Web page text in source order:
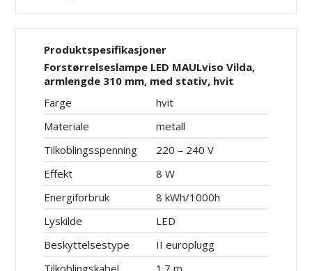
Produktspesifikasjoner
Forstørrelseslampe LED MAULviso Vilda,
armlengde 310 mm, med stativ, hvit
Farge
hvit
Materiale
metall
Tilkoblingsspenning
220 – 240 V
Effekt
8 W
Energiforbruk
8 kWh/1000h
Lyskilde
LED
Beskyttelsestype
II europlugg
Tilkoblingskabel
1.7 m